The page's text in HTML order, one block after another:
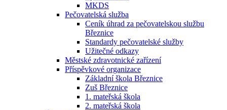
MKDS
Pečovatelská služba
Ceník úhrad za pečovatelskou službu
Březnice
Standardy pečovatelské služby
Užitečné odkazy
Městské zdravotnické zařízení
Příspěvkové organizace
Základní škola Březnice
Zuš Březnice
1. mateřská škola
2. mateřská škola